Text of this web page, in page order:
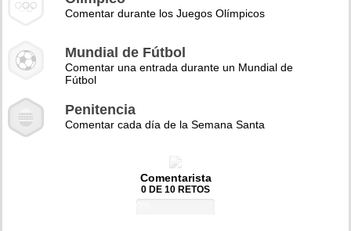
Comentar durante los Juegos Olímpicos
Mundial de Fútbol
Comentar una entrada durante un Mundial de
Fútbol
Penitencia
Comentar cada día de la Semana Santa
Comentarista
0 DE 10 RETOS